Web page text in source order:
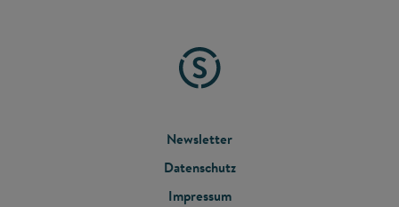
FOOTER
MENU
Newsletter
Datenschutz
Impressum